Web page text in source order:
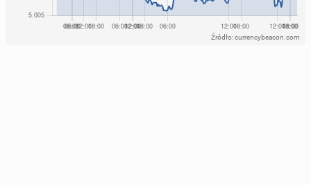
Źródło: currencybeacon.com